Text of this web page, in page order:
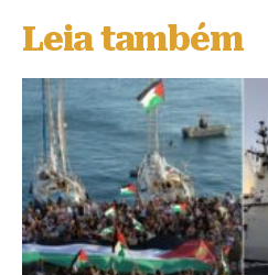
s
k
y
e
b
o
o
k
s
A
p
p
Leia também